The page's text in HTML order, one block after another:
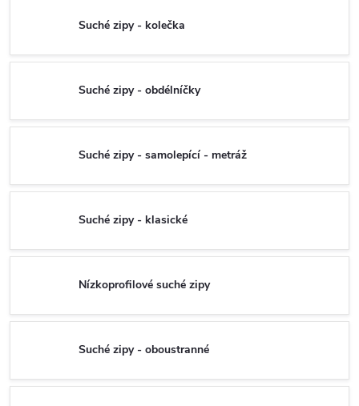
Suché zipy - kolečka
Suché zipy - obdélníčky
Suché zipy - samolepící - metráž
Suché zipy - klasické
Nízkoprofilové suché zipy
Suché zipy - oboustranné